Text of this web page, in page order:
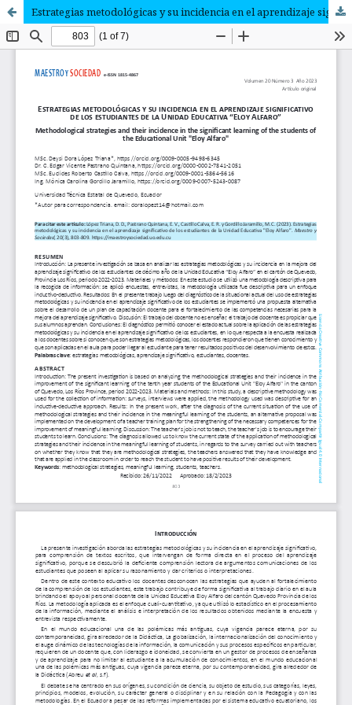
Estrategias metodológicas y su incidencia en el aprendizaje significativo de los estudiantes de la Unidad Educativa “Eloy Alfaro”